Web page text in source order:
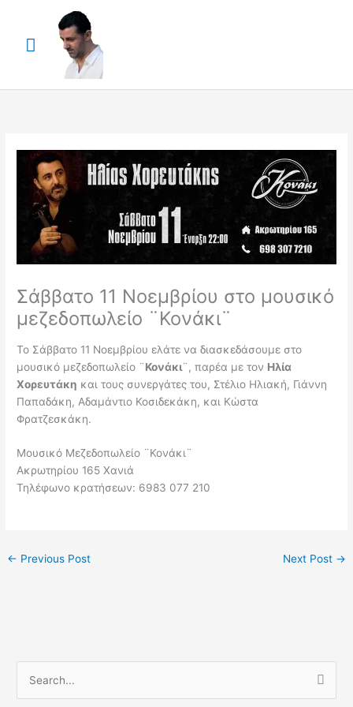
content
Main
Menu
Σάββατο 11 Νοεμβρίου στο μουσικό
μεζεδοπωλείο ¨Κονάκι¨
Το Σάββατο 11 Νοεμβρίου ελάτε να διασκεδάσουμε στο
μουσικό μεζεδοπωλείο ¨Κονάκι¨, παρέα με τον Ηλία
Χορευτάκη και τους συνεργάτες του, Στέλιο Ηλιακή, Γιάννη
Παπαδάκη, Αδαμάντιο Κοσιδεκάκη, και Κώστα
Φρατζεσκάκη.
Μουσικό Μεζεδοπωλείο ¨Κονάκι¨
Ακρωτηρίου 165 Χανιά
Τηλέφωνο κρατήσεων: 6983 077 210
← Previous Post Next Post →